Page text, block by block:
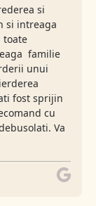
si
si intreaga
toate
familie
unui
fost sprijin
cu
Va